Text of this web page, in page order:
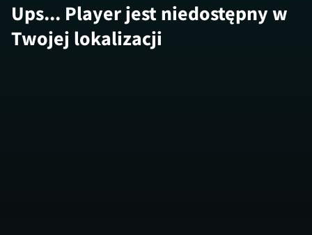
Ups... Player jest niedostępny w
Twojej lokalizacji